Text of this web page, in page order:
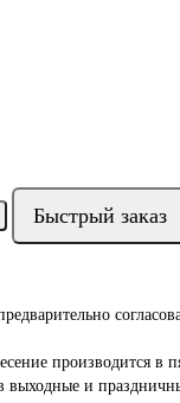
Быстрый заказ
производится в
выходные и